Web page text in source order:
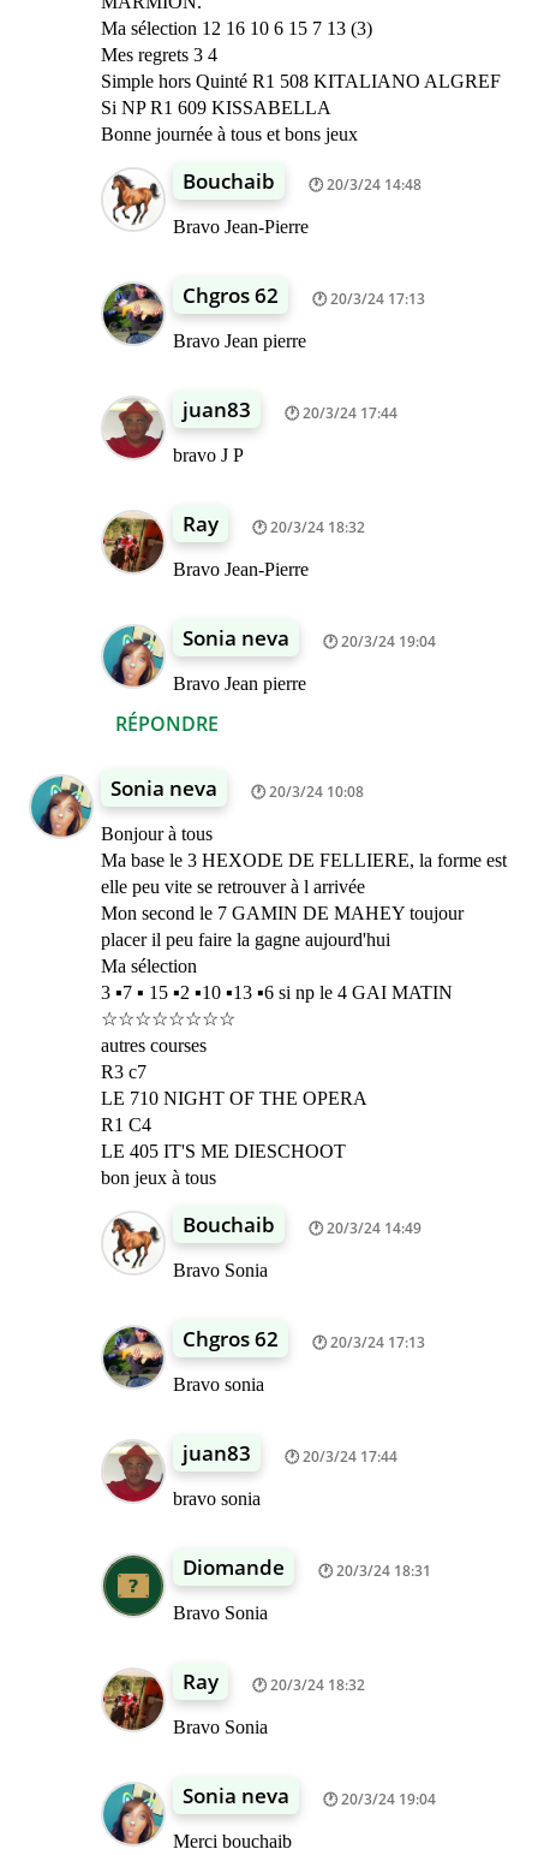
Ma sélection 12 16 10 6 15 7 13 (3)
Mes regrets 3 4
Simple hors Quinté R1 508 KITALIANO ALGREF
Si NP R1 609 KISSABELLA
Bonne journée à tous et bons jeux
RÉPONDRE
Bouchaib 20/3/24 14:48
Bravo Jean-Pierre
Chgros 62 20/3/24 17:13
Bravo Jean pierre
juan83 20/3/24 17:44
bravo J P
Ray 20/3/24 18:32
Bravo Jean-Pierre
Sonia neva 20/3/24 19:04
Bravo Jean pierre
Sonia neva 20/3/24 10:08
Bonjour à tous
Ma base le 3 HEXODE DE FELLIERE, la forme est
elle peu vite se retrouver à l arrivée
Mon second le 7 GAMIN DE MAHEY toujour
placer il peu faire la gagne aujourd'hui
Ma sélection
3 ▪︎7 ▪︎ 15 ▪︎2 ▪︎10 ▪︎13 ▪︎6 si np le 4 GAI MATIN
☆☆☆☆☆☆☆☆
autres courses
R3 c7
LE 710 NIGHT OF THE OPERA
R1 C4
LE 405 IT'S ME DIESCHOOT
bon jeux à tous
Bouchaib 20/3/24 14:49
Bravo Sonia
Chgros 62 20/3/24 17:13
Bravo sonia
juan83 20/3/24 17:44
bravo sonia
Diomande 20/3/24 18:31
Bravo Sonia
Ray 20/3/24 18:32
Bravo Sonia
Sonia neva 20/3/24 19:04
Merci bouchaib